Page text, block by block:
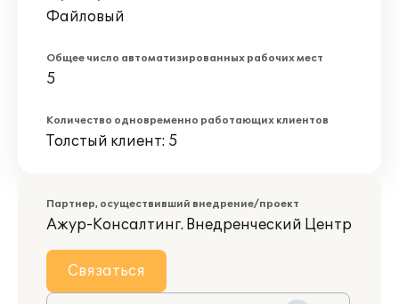
Файловый
Общее число автоматизированных рабочих мест
5
Количество одновременно работающих клиентов
Толстый клиент: 5
Партнер, осуществивший внедрение/проект
Ажур-Консалтинг. Внедренческий Центр
Связаться